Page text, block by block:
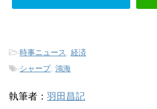
-時事ニュース, 経済
-シャープ, 鴻海
執筆者： 羽田昌記